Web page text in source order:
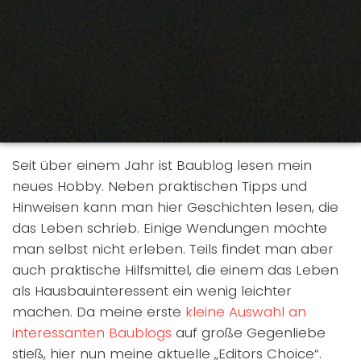
Seit über einem Jahr ist Baublog lesen mein
neues Hobby. Neben praktischen Tipps und
Hinweisen kann man hier Geschichten lesen, die
das Leben schrieb. Einige Wendungen möchte
man selbst nicht erleben. Teils findet man aber
auch praktische Hilfsmittel, die einem das Leben
als Hausbauinteressent ein wenig leichter
machen. Da meine erste kleine Auswahl an
interessanten Baublogs auf große Gegenliebe
stieß, hier nun meine aktuelle „Editors Choice“.